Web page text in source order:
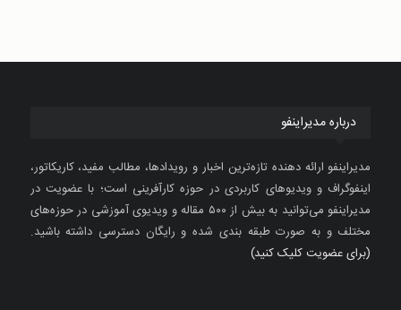
درباره مدیراینفو
مدیراینفو ارائه دهنده تازه‌ترین اخبار و رویدادها، مطالب مفید، کاریکاتور،
اینفوگراف و ویدیوهای کاربردی در حوزه کارآفرینی است؛ با عضویت در
مدیراینفو می‌توانید به بیش از ۵۰۰ مقاله و ویدیوی آموزشی در حوزه‌های
مختلف و به صورت طبقه بندی شده و رایگان دسترسی داشته باشید.
(برای عضویت کلیک کنید)